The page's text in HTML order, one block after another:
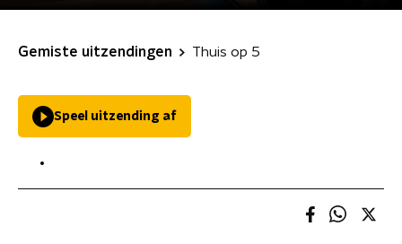
Gemiste uitzendingen Thuis op 5
Speel uitzending af